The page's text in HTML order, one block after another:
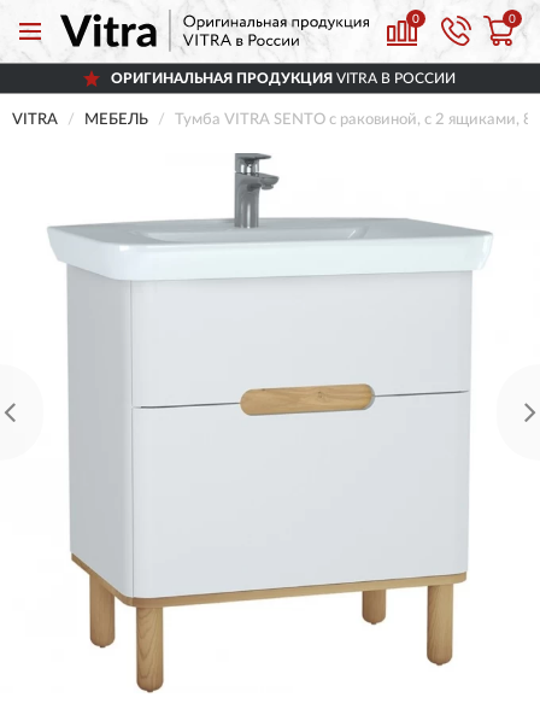
0 0
ОРИГИНАЛЬНАЯ ПРОДУКЦИЯ VITRA В РОССИИ
VITRA МЕБЕЛЬ Тумба VITRA SENTO с раковиной, с 2 ящиками,